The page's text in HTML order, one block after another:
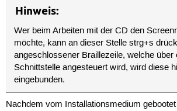
Hinweis:
Wer beim Arbeiten mit der CD den
möchte, kann an dieser Stelle strg+s
angeschlossener Braillezeile, welche über
Schnittstelle angesteuert wird, wird diese
eingebunden.
Nachdem vom Installationsmedium